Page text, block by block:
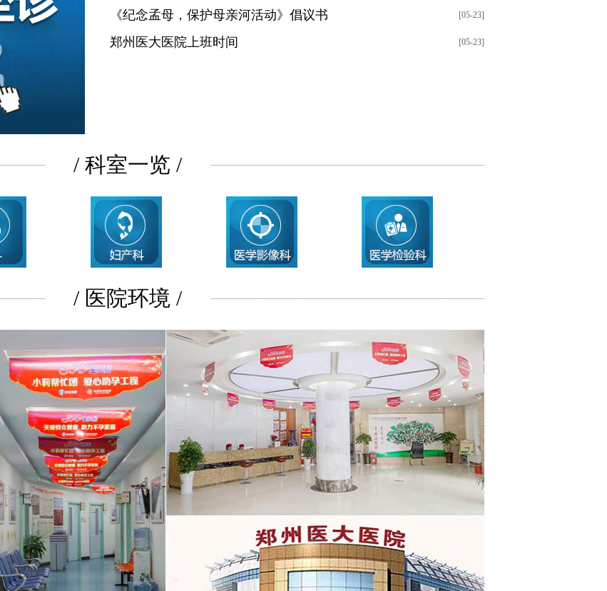
[05-23]
《纪念孟母，保护母亲河活动》倡议书
[05-23]
郑州医大医院上班时间
/ 科室一览 /
/ 医院环境 /